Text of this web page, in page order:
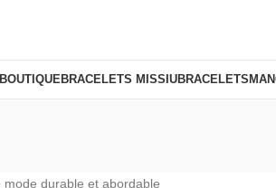
BOUTIQUEBRACELETS MISSIUBRACELETS